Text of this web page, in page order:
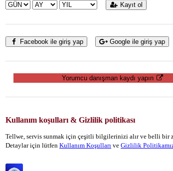
Kayıt ol
Facebook ile giriş yap Google ile giriş yap
Yorumcu danışman kaydı yapın
Kullanım koşulları & Gizlilik politikası
Tellwe, servis sunmak için çeşitli bilgilerinizi alır ve belli bir
Detaylar için lütfen Kullanım Koşulları ve Gizlilik